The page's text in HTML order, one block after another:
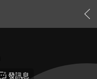
發訊息